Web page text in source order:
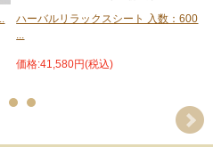
ハーバルリラックスシート 入数：600
価格:41,580円(税込)